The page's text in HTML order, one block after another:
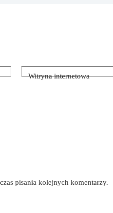
Witryna internetowa
pisania kolejnych komentarzy.